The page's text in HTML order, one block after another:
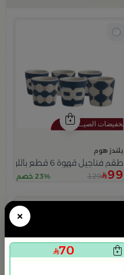
بلندز هوم
طقم فناجيل قهوة 6 قطع باللون البيج و الأزرق من أزوريا
99
129 23% خصم
×
70